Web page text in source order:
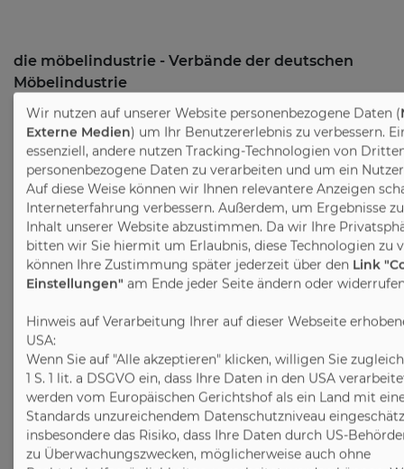
die möbelindustrie - Verbände der deutschen
Möbelindustrie
Pressekontakt:
Christine Scharrenbroch
c.scharrenbroch@moebelindustrie.de
Tel. +49 2224 9377-17
Melanie Dickenbrok
m.dickenbrok@moebelindustrie.de
Tel. +49 5221 1265-26
Flutgraben 2, 53604 Bad Honnef
Goebenstraße 4-10, 32052 Herford
Weitere Informationen
unterwww.moebelindustrie.deund www.vhk-
herford.de
Wir nutzen auf unserer Website personenbezogene Daten (
Externe Medien) um Ihr Benutzererlebnis zu verbessern.
essenziell, andere nutzen Tracking-Technologien von
personenbezogene Daten zu verarbeiten und um ein
Auf diese Weise können wir Ihnen relevantere Anzeigen
Interneterfahrung verbessern. Außerdem, um Ergebnisse
Inhalt unserer Website abzustimmen. Da wir Ihre
bitten wir Sie hiermit um Erlaubnis, diese Technologien zu
können Ihre Zustimmung später jederzeit über den Link
Einstellungen" am Ende jeder Seite ändern oder
Hinweis auf Verarbeitung Ihrer auf dieser Webseite
USA:
Wenn Sie auf "Alle akzeptieren" klicken, willigen Sie
1 S. 1 lit. a DSGVO ein, dass Ihre Daten in den USA
werden vom Europäischen Gerichtshof als ein Land mit
Standards unzureichendem Datenschutzniveau
insbesondere das Risiko, dass Ihre Daten durch US-
zu Überwachungszwecken, möglicherweise auch ohne